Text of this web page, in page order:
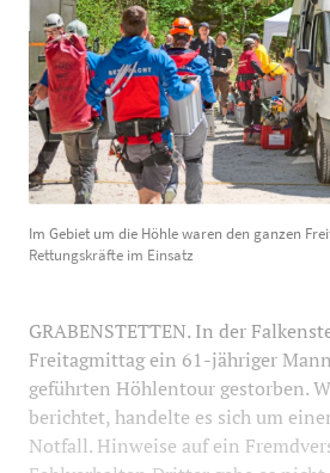
zahlreiche Rettungskräfte im
Im Gebiet um die Höhle waren den ganzen
Rettungskräfte im Einsatz
GRABENSTETTEN. In der
Freitagmittag ein 61-jähriger
geführten Höhlentour gestorben.
berichtet, handelte es sich um
Notfall. Hinweise auf ein